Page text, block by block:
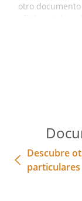
otro
válido. Si el
interesado,
Revisa el
especialmente
Descubre
particulares